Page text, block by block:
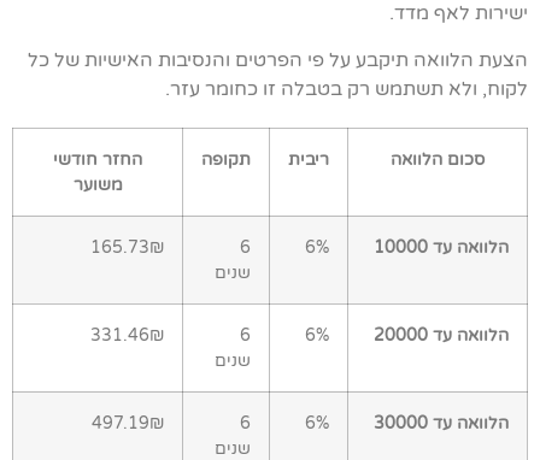
ישירות לאף מדד.
הצעת הלוואה תיקבע על פי הפרטים והנסיבות האישיות של כל
לקוח, ולא תשתמש רק בטבלה זו כחומר עזר.
סכום הלוואה ריבית תקופה
החזר חודשי
משוער
הלוואה עד 10000 6%
6
שנים
165.73₪
הלוואה עד 20000 6%
6
שנים
331.46₪
הלוואה עד 30000 6%
6
שנים
497.19₪